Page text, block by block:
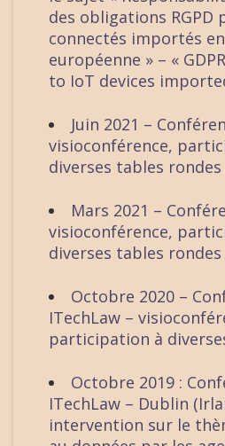
des obligations RGPD
connectés importés
européenne » – «
to IoT devices
Juin 2021 –
visioconférence,
diverses tables rondes
Mars 2021 –
visioconférence,
diverses tables rondes
Octobre 2020 –
ITechLaw –
participation à
Octobre 2019 :
ITechLaw – Dublin
intervention sur le